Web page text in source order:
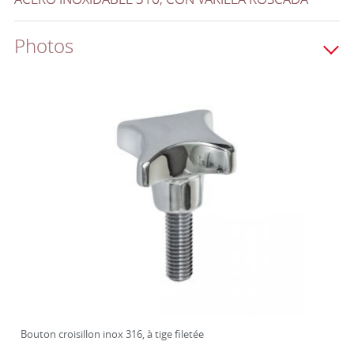
Photos
Bouton croisillon inox 316, à tige filetée